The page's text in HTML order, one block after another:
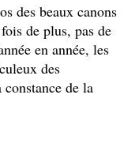
des beaux canons
de plus, pas de
en année, les
des
de la